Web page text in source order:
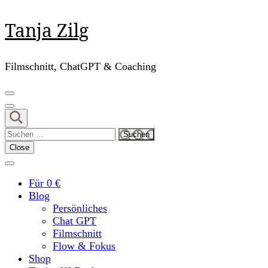
Skip
to
(Press
Enter)
Tanja Zilg
Filmschnitt, ChatGPT & Coaching
Suchen
nach:
Close
Für 0 €
Blog
Persönliches
Chat GPT
Filmschnitt
Flow & Fokus
Shop